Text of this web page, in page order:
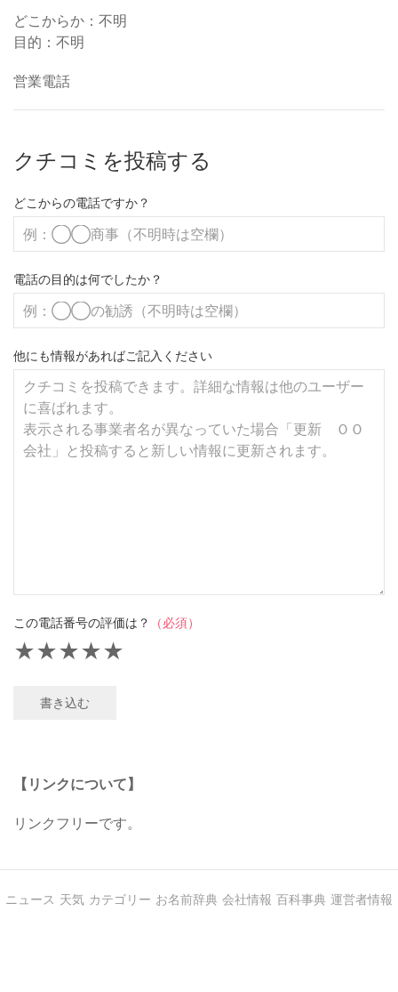
どこからか：不明
目的：不明
営業電話
クチコミを投稿する
どこからの電話ですか？
電話の目的は何でしたか？
他にも情報があればご記入ください
この電話番号の評価は？ （必須）
★
★
★
★
★
書き込む
【リンクについて】
リンクフリーです。
ニュース 天気 カテゴリー お名前辞典 会社情報 百科事典 運営者情報